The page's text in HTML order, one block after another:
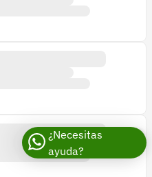
¿Necesitas
ayuda?